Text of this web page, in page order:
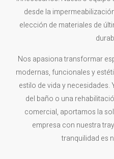
desde la
elección de materiales de
Nos apasiona transformar
modernas, funcionales y
estilo de vida y
del baño o una
comercial, aportamos la
empresa con nuestra
tranquilidad es